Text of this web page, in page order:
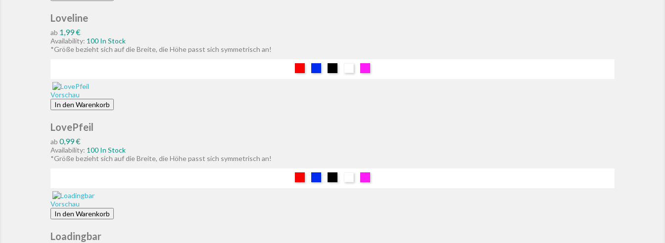
Loveline
ab Preis
1,99 €
Availability: 100 In Stock
*Größe bezieht sich auf die Breite, die Höhe passt sich symmetrisch an!
Vorschau
In den Warenkorb
LovePfeil
ab Preis
0,99 €
Availability: 100 In Stock
*Größe bezieht sich auf die Breite, die Höhe passt sich symmetrisch an!
Vorschau
In den Warenkorb
Loadingbar